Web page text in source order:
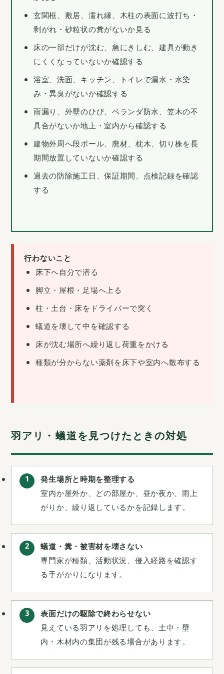
玄関框、敷居、濡れ縁、木柱の表面に波打ち・
剥がれ・砂粒状の糞がないか見る
床の一部だけが沈む、急にきしむ、建具が動き
にくくなっていないか確認する
浴室、洗面、キッチン、トイレで漏水・水染
み・異臭がないか確認する
雨漏り、外壁のひび、ベランダ防水、笠木の不
具合がないか地上・室内から確認する
建物外周へ段ボール、廃材、枕木、切り株を長
期間放置していないか確認する
過去の防除施工日、保証期間、点検記録を確認
する
行わないこと
床下へ自分で潜る
脚立・屋根・足場へ上る
柱・土台・床をドライバーで突く
蟻道を壊して中を確認する
床が沈む場所へ繰り返し荷重をかける
種類が分からない薬剤を床下や室内へ散布する
羽アリ・蟻道を見つけたときの対処
発生場所と時期を整理する
室内か屋外か、どの部屋か、昼か夜か、雨上
がりか、繰り返しているかを記録します。
蟻道・糞・被害材を壊さない
専門家が種類、活動状況、侵入経路を確認す
る手がかりになります。
表面だけの駆除で終わらせない
見えている羽アリを処理しても、土中・壁
内・木材内の集団が残る場合があります。